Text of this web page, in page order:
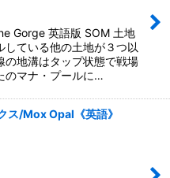
Gorge 英語版 SOM 土地
している他の土地が３つ以
の地溝はタップ状態で戦場
のマナ・プールに…
ス/Mox Opal《英語》